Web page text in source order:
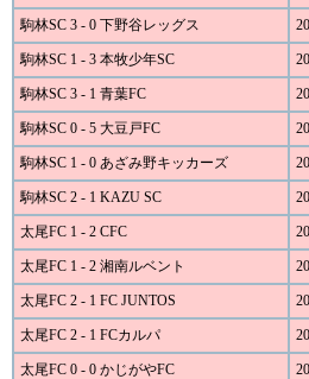
駒林SC 3 - 0 下野谷レッグス
駒林SC 1 - 3 本牧少年SC
駒林SC 3 - 1 青葉FC
駒林SC 0 - 5 大豆戸FC
駒林SC 1 - 0 あざみ野キッカーズ
駒林SC 2 - 1 KAZU SC
太尾FC 1 - 2 CFC
太尾FC 1 - 2 湘南ルベント
太尾FC 2 - 1 FC JUNTOS
太尾FC 2 - 1 FCカルパ
太尾FC 0 - 0 かじがやFC